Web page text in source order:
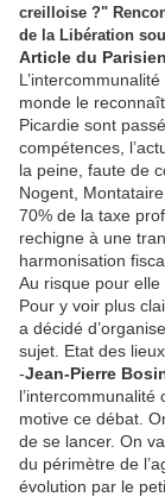
creilloise ?"
de la Libération
Article du
monde le
Picardie sont
compétences,
la peine, faute de
Nogent,
70% de la taxe
rechigne à une
harmonisation
Au risque pour
Pour y voir plus
a décidé
sujet. Etat des
-Jean-Pierre
l’intercommunalité
motive ce débat.
de se lancer. On
du périmètre de
évolution par le